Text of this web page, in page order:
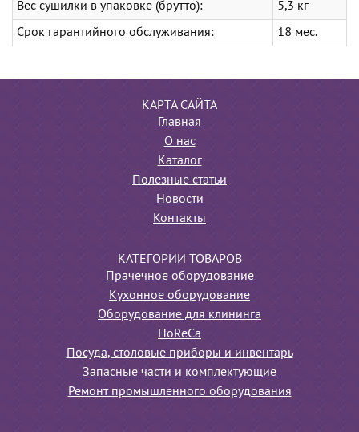
Вес сушилки в упаковке (брутто): 5,3 кг
Срок гарантийного обслуживания: 18 мес.
КАРТА САЙТА
Главная
О нас
Каталог
Полезные статьи
Новости
Контакты
КАТЕГОРИИ ТОВАРОВ
Прачечное оборудование
Кухонное оборудование
Оборудование для клининга
HoReCa
Посуда, столовые приборы и инвентарь
Запасные части и комплектующие
Ремонт промышленного оборудования